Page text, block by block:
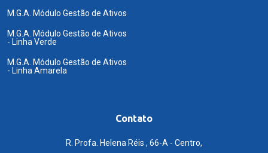
M.G.A. Módulo Gestão de Ativos
M.G.A. Módulo Gestão de Ativos
- Linha Verde
M.G.A. Módulo Gestão de Ativos
- Linha Amarela
Contato
R. Profa. Helena Réis , 66-A - Centro,